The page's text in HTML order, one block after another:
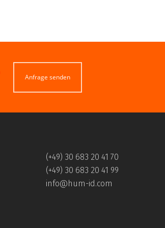
Anfrage senden
(+49) 30 683 20 41 70
(+49) 30 683 20 41 99
info@hum-id.com